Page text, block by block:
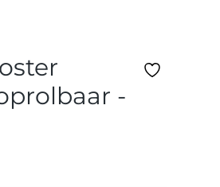
-